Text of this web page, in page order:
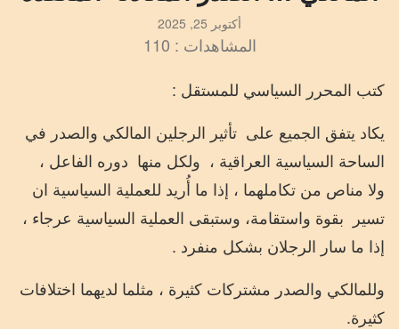
أكتوبر 25, 2025
المشاهدات : 110
كتب المحرر السياسي للمستقل :
يكاد يتفق الجميع على تأثير الرجلين المالكي والصدر في
الساحة السياسية العراقية ، ولكل منها دوره الفاعل ،
ولا مناص من تكاملهما ، إذا ما أُريد للعملية السياسية ان
تسير
بقوة واستقامة، وستبقى العملية السياسية عرجاء ،
إذا ما سار الرجلان بشكل منفرد .
وللمالكي والصدر مشتركات كثيرة ، مثلما لديهما اختلافات
كثيرة.